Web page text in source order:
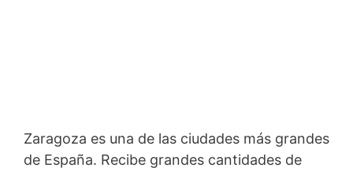
Zaragoza es una de las ciudades más grandes
de España. Recibe grandes cantidades de